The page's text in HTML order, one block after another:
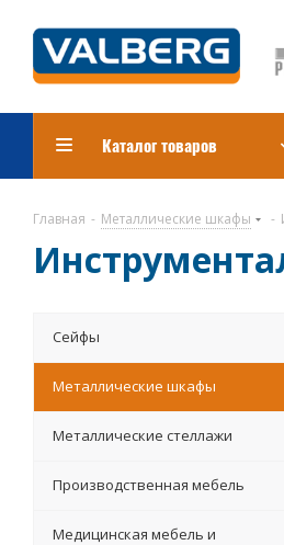
Каталог товаров
Главная - Металлические шкафы -
Сейфы
Металлические шкафы
Металлические стеллажи
Производственная мебель
Медицинская мебель и